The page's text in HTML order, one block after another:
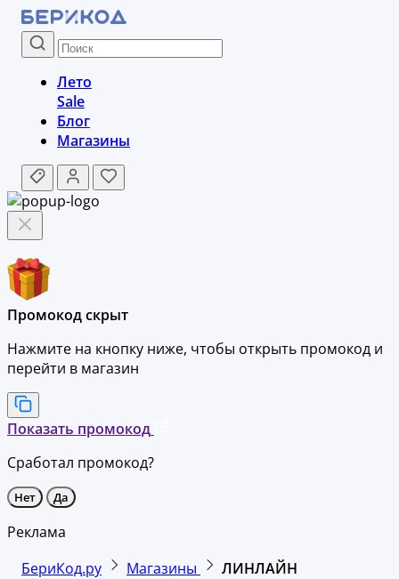
Лето
Sale
Блог
Магазины
Промокод скрыт
Нажмите на кнопку ниже, чтобы открыть промокод и
перейти в магазин
Показать промокод
Сработал промокод?
Нет Да
Реклама
БериКод.ру
Магазины ЛИНЛАЙН